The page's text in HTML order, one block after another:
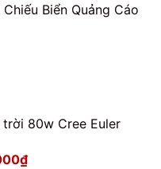
Biển Quảng Cáo
80w Cree Euler
₫Giá